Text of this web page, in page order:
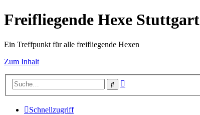
Freifliegende Hexe Stuttgart
Ein Treffpunkt für alle freifliegende Hexen
Zum Inhalt
Suche
Schnellzugriff